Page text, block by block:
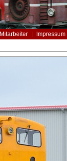
Mitarbeiter Impressum